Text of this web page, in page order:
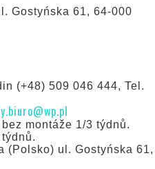
Gostyńska 61, 64-000
(+48) 509 046 444, Tel.
montáže 1/3 týdnů.
(Polsko) ul. Gostyńska 61,